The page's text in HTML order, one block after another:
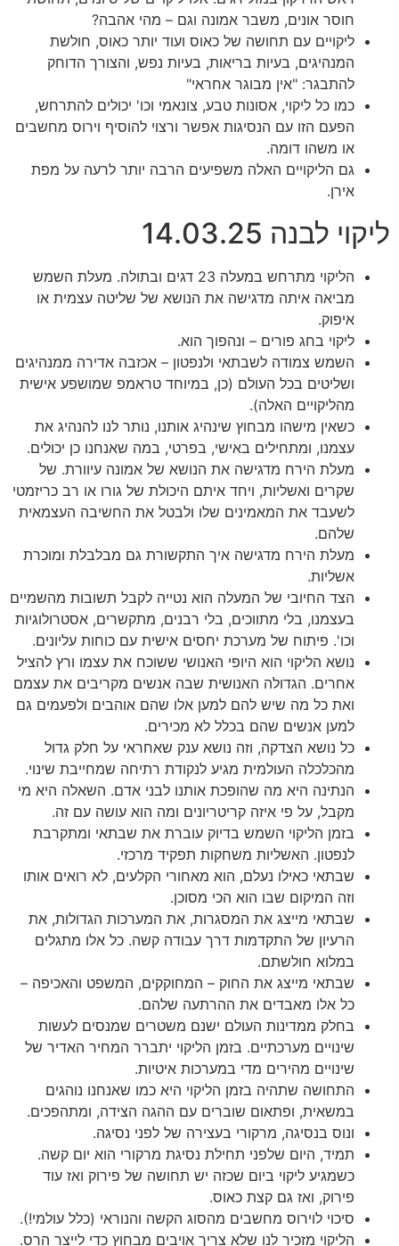
חוסר אונים, משבר אמונה וגם – מהי אהבה?
ליקויים עם תחושה של כאוס ועוד יותר כאוס, חולשת
המנהיגים, בעיות בריאות, בעיות נפש, והצורך הדוחק
להתבגר: "אין מבוגר אחראי"
כמו כל ליקוי, אסונות טבע, צונאמי וכו' יכולים להתרחש,
הפעם הזו עם הנסיגות אפשר ורצוי להוסיף וירוס מחשבים
או משהו דומה.
גם הליקויים האלה משפיעים הרבה יותר לרעה על מפת
אירן.
ליקוי לבנה 14.03.25
הליקוי מתרחש במעלה 23 דגים ובתולה. מעלת השמש
מביאה איתה מדגישה את הנושא של שליטה עצמית או
איפוק.
ליקוי בחג פורים – ונהפוך הוא.
השמש צמודה לשבתאי ולנפטון – אכזבה אדירה ממנהיגים
ושליטים בכל העולם (כן, במיוחד טראמפ שמושפע אישית
מהליקויים האלה).
כשאין מישהו מבחוץ שינהיג אותנו, נותר לנו להנהיג את
עצמנו, ומתחילים באישי, בפרטי, במה שאנחנו כן יכולים.
מעלת הירח מדגישה את הנושא של אמונה עיוורת. של
שקרים ואשליות, ויחד איתם היכולת של גורו או רב כריזמטי
לשעבד את המאמינים שלו ולבטל את החשיבה העצמאית
שלהם.
מעלת הירח מדגישה איך התקשורת גם מבלבלת ומוכרת
אשליות.
הצד החיובי של המעלה הוא נטייה לקבל תשובות מהשמיים
בעצמנו, בלי מתווכים, בלי רבנים, מתקשרים, אסטרולוגיות
וכו'. פיתוח של מערכת יחסים אישית עם כוחות עליונים.
נושא הליקוי הוא היופי האנושי ששוכח את עצמו ורץ להציל
אחרים. הגדולה האנושית שבה אנשים מקריבים את עצמם
ואת כל מה שיש להם למען אלו שהם אוהבים ולפעמים גם
למען אנשים שהם בכלל לא מכירים.
כל נושא הצדקה, וזה נושא ענק שאחראי על חלק גדול
מהכלכלה העולמית מגיע לנקודת רתיחה שמחייבת שינוי.
הנתינה היא מה שהופכת אותנו לבני אדם. השאלה היא מי
מקבל, על פי איזה קריטריונים ומה הוא עושה עם זה.
בזמן הליקוי השמש בדיוק עוברת את שבתאי ומתקרבת
לנפטון. האשליות משחקות תפקיד מרכזי.
שבתאי כאילו נעלם, הוא מאחורי הקלעים, לא רואים אותו
וזה המיקום שבו הוא הכי מסוכן.
שבתאי מייצג את המסגרות, את המערכות הגדולות, את
הרעיון של התקדמות דרך עבודה קשה. כל אלו מתגלים
במלוא חולשתם.
שבתאי מייצג את החוק – המחוקקים, המשפט והאכיפה –
כל אלו מאבדים את ההרתעה שלהם.
בחלק ממדינות העולם ישנם משטרים שמנסים לעשות
שינויים מערכתיים. בזמן הליקוי יתברר המחיר האדיר של
שינויים מהירים מדי במערכות איטיות.
התחושה שתהיה בזמן הליקוי היא כמו שאנחנו נוהגים
במשאית, ופתאום שוברים עם ההגה הצידה, ומתהפכים.
ונוס בנסיגה, מרקורי בעצירה של לפני נסיגה.
תמיד, היום שלפני תחילת נסיגת מרקורי הוא יום קשה.
כשמגיע ליקוי ביום שכזה יש תחושה של פירוק ואז עוד
פירוק, ואז גם קצת כאוס.
סיכוי לוירוס מחשבים מהסוג הקשה והנוראי (כלל עולמי!).
הליקוי מזכיר לנו שלא צריך אויבים מבחוץ כדי לייצר הרס.